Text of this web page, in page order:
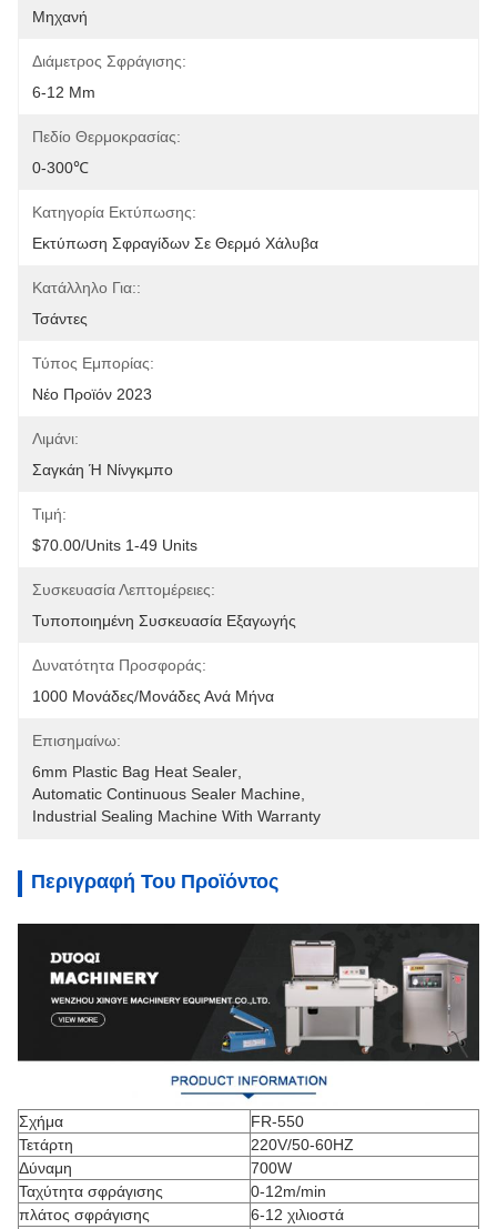
Μηχανή
Διάμετρος Σφράγισης:
6-12 Mm
Πεδίο Θερμοκρασίας:
0-300℃
Κατηγορία Εκτύπωσης:
Εκτύπωση Σφραγίδων Σε Θερμό Χάλυβα
Κατάλληλο Για::
Τσάντες
Τύπος Εμπορίας:
Νέο Προϊόν 2023
Λιμάνι:
Σαγκάη Ή Νίνγκμπο
Τιμή:
$70.00/units 1-49 Units
Συσκευασία Λεπτομέρειες:
Τυποποιημένη Συσκευασία Εξαγωγής
Δυνατότητα Προσφοράς:
1000 Μονάδες/μονάδες Ανά Μήνα
Επισημαίνω:
6mm Plastic Bag Heat Sealer
Automatic Continuous Sealer Machine
Industrial Sealing Machine With Warranty
Περιγραφή Του Προϊόντος
Σχήμα
FR-550
Τετάρτη
220V/50-60HZ
Δύναμη
700W
Ταχύτητα σφράγισης
0-12m/min
πλάτος σφράγισης
6-12 χιλιοστά